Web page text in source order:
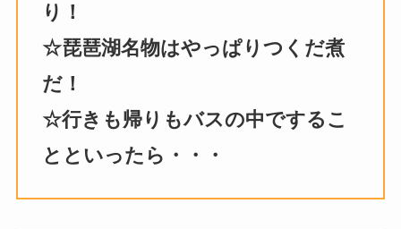
り！
☆琵琶湖名物はやっぱりつくだ煮
だ！
☆行きも帰りもバスの中でするこ
とといったら・・・